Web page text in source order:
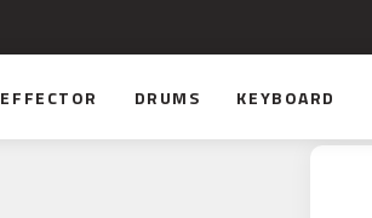
EFFECTOR DRUMS KEYBOARD